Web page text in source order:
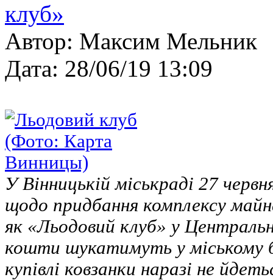
клуб»
Автор: Максим Мельник
Дата: 28/06/19 13:09
У Вінницькій міськраді 27
щодо придбання комплексу
як «Льодовий клуб» у
кошти шукатимуть у
купівлі ковзанки наразі не